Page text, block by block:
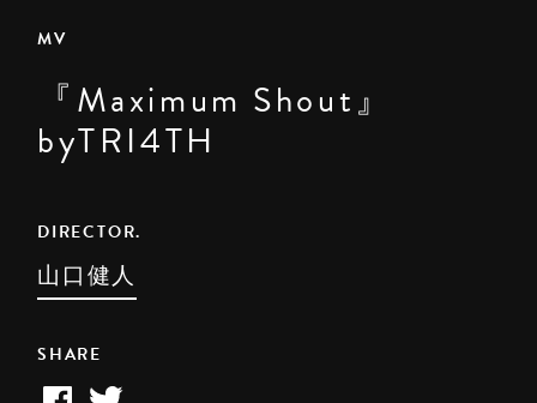
MV
『Maximum Shout』
byTRI4TH
DIRECTOR.
山口健人
SHARE